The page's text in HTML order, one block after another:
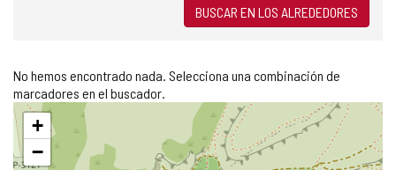
n
i
)
BUSCAR EN LOS ALREDEDORES
No hemos encontrado nada. Selecciona una combinación de
marcadores en el buscador.
Saltar
mapa
+
−